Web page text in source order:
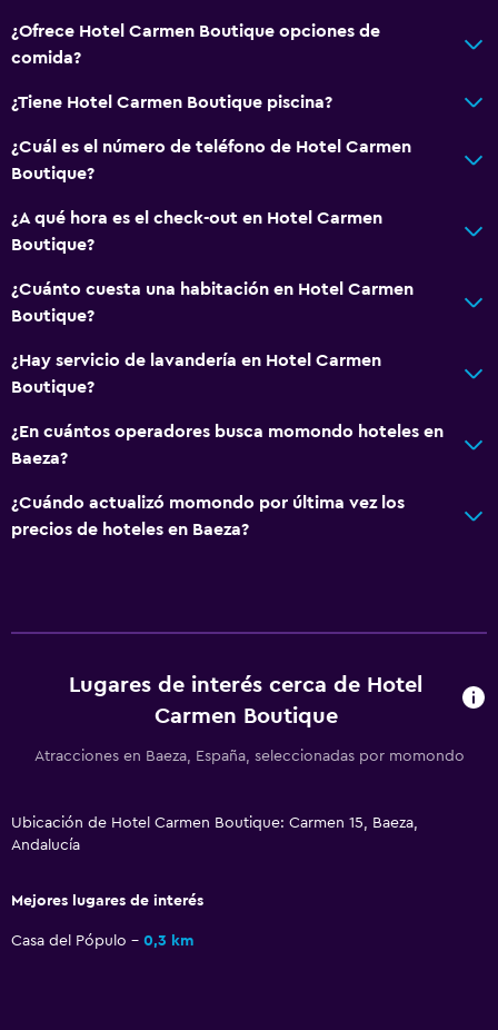
Habitaciones insonorizadas
Vista a la piscina
Espacio de almacenamiento
Salud y seguridad
Botiquín de primeros auxilios
Seguridad las 24 horas
Servicios y facilidades
Servicio de conserjería
Servicio de habitaciones
Mostrador de información turística
Acceso con tarjeta
Sistema de entretenimiento
TV de pantalla plana
TV por cable o vía satélite
Servicio de streaming
Aire libre
Terraza
¿Ofrece Hotel Carmen Boutique opciones de
comida?
¿Tiene Hotel Carmen Boutique piscina?
¿Cuál es el número de teléfono de Hotel Carmen
Boutique?
¿A qué hora es el check-out en Hotel Carmen
Boutique?
¿Cuánto cuesta una habitación en Hotel Carmen
Boutique?
¿Hay servicio de lavandería en Hotel Carmen
Boutique?
¿En cuántos operadores busca momondo hoteles en
Baeza?
¿Cuándo actualizó momondo por última vez los
precios de hoteles en Baeza?
Lugares de interés cerca de Hotel
Carmen Boutique
Atracciones en Baeza, España, seleccionadas por momondo
Ubicación de Hotel Carmen Boutique: Carmen 15, Baeza,
Andalucía
Mejores lugares de interés
Casa del Pópulo 0,3 km